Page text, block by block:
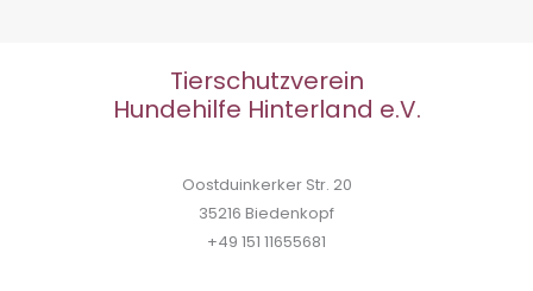
Tierschutzverein
Hundehilfe Hinterland e.V.
Oostduinkerker Str. 20
35216 Biedenkopf
+49 151 11655681